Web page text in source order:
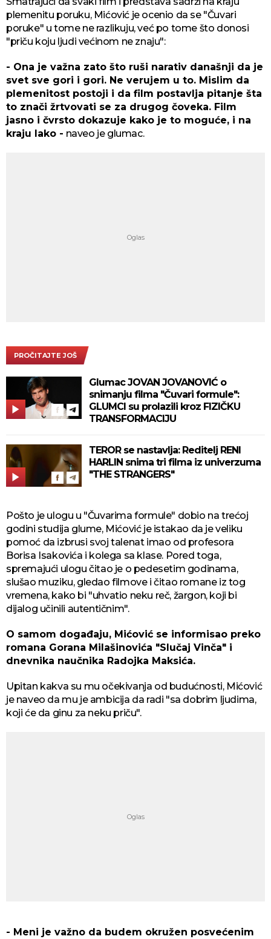
plemenitu poruku, Mićović je ocenio da se "Čuvari
poruke" u tome ne razlikuju, već po tome što donosi
"priču koju ljudi većinom ne znaju":
- Ona je važna zato što ruši narativ današnji da je
svet sve gori i gori. Ne verujem u to. Mislim da
plemenitost postoji i da film postavlja pitanje šta
to znači žrtvovati se za drugog čoveka. Film
jasno i čvrsto dokazuje kako je to moguće, i na
kraju lako - naveo je glumac.
PROČITAJTE JOŠ
Glumac JOVAN JOVANOVIĆ o
snimanju filma "Čuvari formule":
GLUMCI su prolazili kroz FIZIČKU
TRANSFORMACIJU
TEROR se nastavlja: Reditelj RENI
HARLIN snima tri filma iz univerzuma
"THE STRANGERS"
Pošto je ulogu u "Čuvarima formule" dobio na trećoj
godini studija glume, Mićović je istakao da je veliku
pomoć da izbrusi svoj talenat imao od profesora
Borisa Isakovića i kolega sa klase. Pored toga,
spremajući ulogu čitao je o pedesetim godinama,
slušao muziku, gledao filmove i čitao romane iz tog
vremena, kako bi "uhvatio neku reč, žargon, koji bi
dijalog učinili autentičnim".
O samom događaju, Mićović se informisao preko
romana Gorana Milašinovića "Slučaj Vinča" i
dnevnika naučnika Radojka Maksića.
Upitan kakva su mu očekivanja od budućnosti, Mićović
je naveo da mu je ambicija da radi "sa dobrim ljudima,
koji će da ginu za neku priču".
- Meni je važno da budem okružen posvećenim